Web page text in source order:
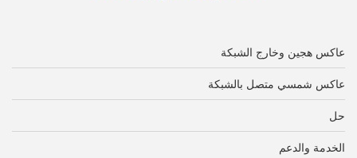
عاكس هجين وخارج الشبكة
عاكس شمسي متصل بالشبكة
حل
الخدمة والدعم